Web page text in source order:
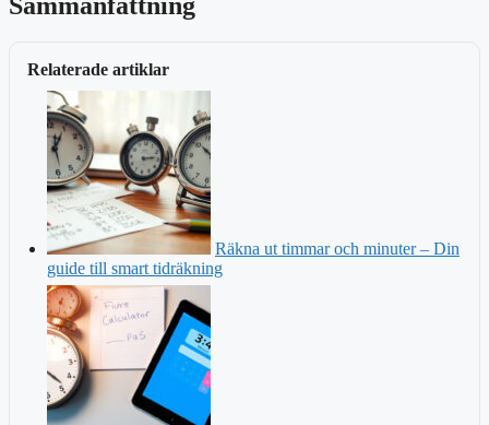
Relaterade artiklar
Räkna ut timmar och minuter – Din
guide till smart tidräkning